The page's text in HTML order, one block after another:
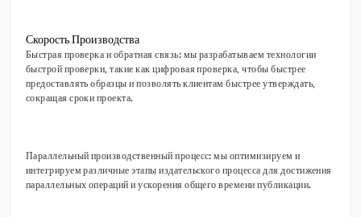
Скорость Производства
Быстрая проверка и обратная связь: мы разрабатываем технологии
быстрой проверки, такие как цифровая проверка, чтобы быстрее
предоставлять образцы и позволять клиентам быстрее утверждать,
сокращая сроки проекта.
Параллельный производственный процесс: мы оптимизируем и
интегрируем различные этапы издательского процесса для достижения
параллельных операций и ускорения общего времени публикации.